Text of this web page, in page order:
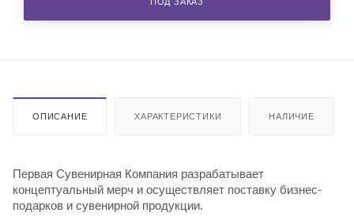
ОПИСАНИЕ ХАРАКТЕРИСТИКИ НАЛИЧИЕ
Первая Сувенирная Компания разрабатывает
концептуальный мерч и осуществляет поставку бизнес-
подарков и сувенирной продукции.